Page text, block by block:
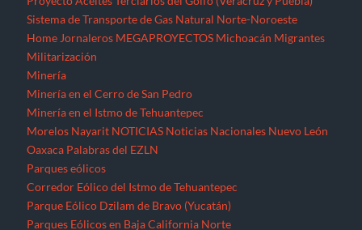
Sistema de Transporte de Gas Natural Norte-Noroeste
Home Jornaleros MEGAPROYECTOS Michoacán Migrantes
Militarización
Minería
Minería en el Cerro de San Pedro
Minería en el Istmo de Tehuantepec
Morelos Nayarit NOTICIAS Noticias Nacionales Nuevo León
Oaxaca Palabras del EZLN
Parques eólicos
Corredor Eólico del Istmo de Tehuantepec
Parque Eólico Dzilam de Bravo (Yucatán)
Parques Eólicos en Baja California Norte